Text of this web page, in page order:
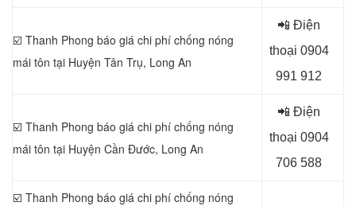
☑️ Thanh Phong báo giá chi phí chống nóng
mái tôn tại Huyện Tân Trụ, Long An
📲 Điện
thoại 0904
991 912
☑️ Thanh Phong báo giá chi phí chống nóng
mái tôn tại Huyện Cần Đước, Long An
📲 Điện
thoại 0904
706 588
☑️ Thanh Phong báo giá chi phí chống nóng